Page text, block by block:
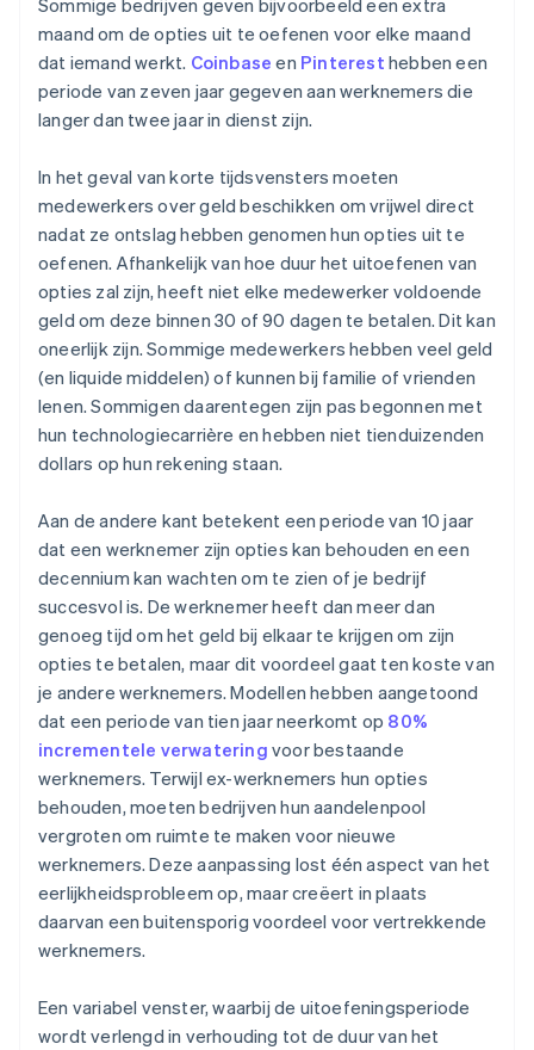
maand om de opties uit te oefenen voor elke maand
dat iemand werkt. Coinbase en Pinterest hebben een
periode van zeven jaar gegeven aan werknemers die
langer dan twee jaar in dienst zijn.
In het geval van korte tijdsvensters moeten
medewerkers over geld beschikken om vrijwel direct
nadat ze ontslag hebben genomen hun opties uit te
oefenen. Afhankelijk van hoe duur het uitoefenen van
opties zal zijn, heeft niet elke medewerker voldoende
geld om deze binnen 30 of 90 dagen te betalen. Dit kan
oneerlijk zijn. Sommige medewerkers hebben veel geld
(en liquide middelen) of kunnen bij familie of vrienden
lenen. Sommigen daarentegen zijn pas begonnen met
hun technologiecarrière en hebben niet tienduizenden
dollars op hun rekening staan.
Aan de andere kant betekent een periode van 10 jaar
dat een werknemer zijn opties kan behouden en een
decennium kan wachten om te zien of je bedrijf
succesvol is. De werknemer heeft dan meer dan
genoeg tijd om het geld bij elkaar te krijgen om zijn
opties te betalen, maar dit voordeel gaat ten koste van
je andere werknemers. Modellen hebben aangetoond
dat een periode van tien jaar neerkomt op 80%
incrementele verwatering voor bestaande
werknemers. Terwijl ex-werknemers hun opties
behouden, moeten bedrijven hun aandelenpool
vergroten om ruimte te maken voor nieuwe
werknemers. Deze aanpassing lost één aspect van het
eerlijkheidsprobleem op, maar creëert in plaats
daarvan een buitensporig voordeel voor vertrekkende
werknemers.
Een variabel venster, waarbij de uitoefeningsperiode
wordt verlengd in verhouding tot de duur van het